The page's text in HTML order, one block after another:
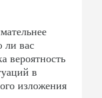
ли вас
вероятность
в
изложения